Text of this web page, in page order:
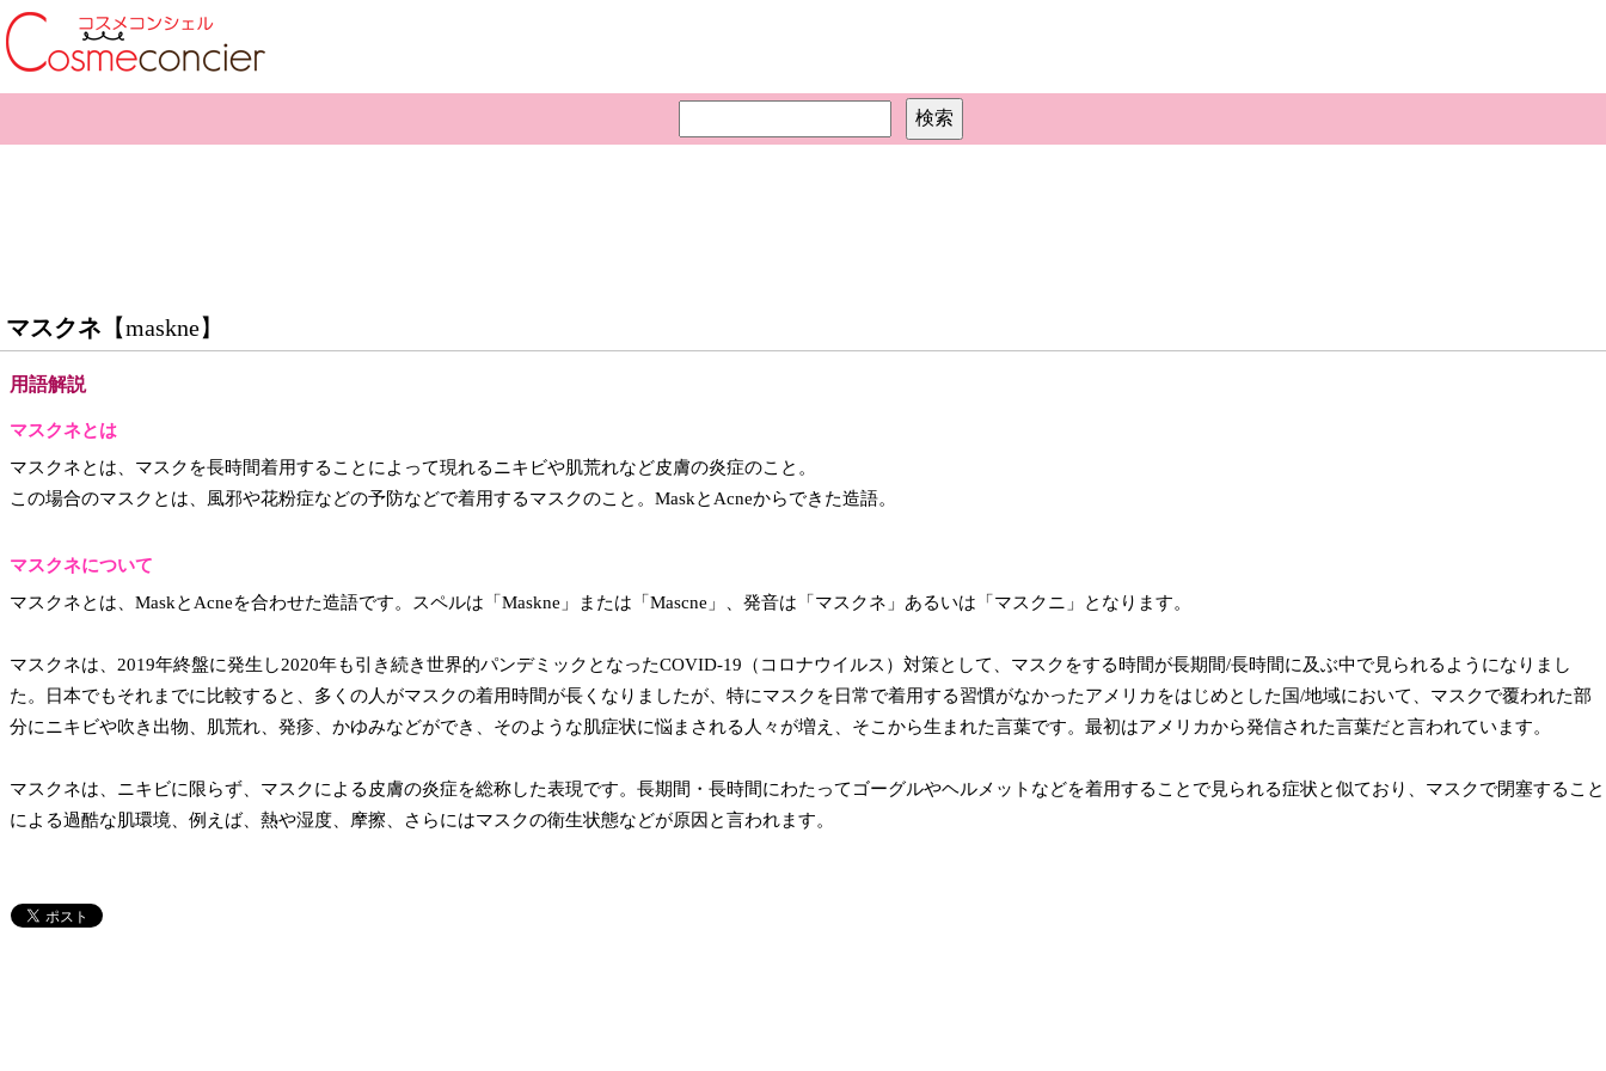
マスクネ 【maskne】
用語解説
マスクネとは
マスクネとは、マスクを長時間着用することによって現れるニキビや肌荒れなど皮膚の炎症のこと。
この場合のマスクとは、風邪や花粉症などの予防などで着用するマスクのこと。MaskとAcneからできた造語。
マスクネについて
マスクネとは、MaskとAcneを合わせた造語です。スペルは「Maskne」または「Mascne」、発音は「マスクネ」あるいは「マスクニ」となります。
マスクネは、2019年終盤に発生し2020年も引き続き世界的パンデミックとなったCOVID-19（コロナウイルス）対策として、マスクをする時間が長期間/長時間に及ぶ中で見られるようになりまし
た。日本でもそれまでに比較すると、多くの人がマスクの着用時間が長くなりましたが、特にマスクを日常で着用する習慣がなかったアメリカをはじめとした国/地域において、マスクで覆われた部
分にニキビや吹き出物、肌荒れ、発疹、かゆみなどができ、そのような肌症状に悩まされる人々が増え、そこから生まれた言葉です。最初はアメリカから発信された言葉だと言われています。
マスクネは、ニキビに限らず、マスクによる皮膚の炎症を総称した表現です。長期間・長時間にわたってゴーグルやヘルメットなどを着用することで見られる症状と似ており、マスクで閉塞すること
による過酷な肌環境、例えば、熱や湿度、摩擦、さらにはマスクの衛生状態などが原因と言われます。